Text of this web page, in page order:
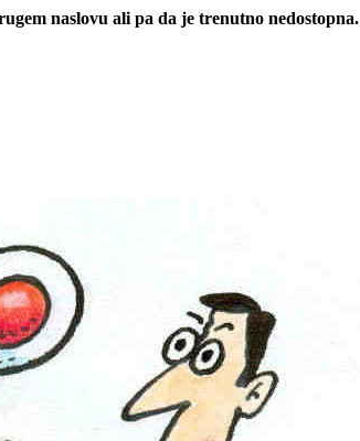
naslovu ali pa da je trenutno nedostopna.